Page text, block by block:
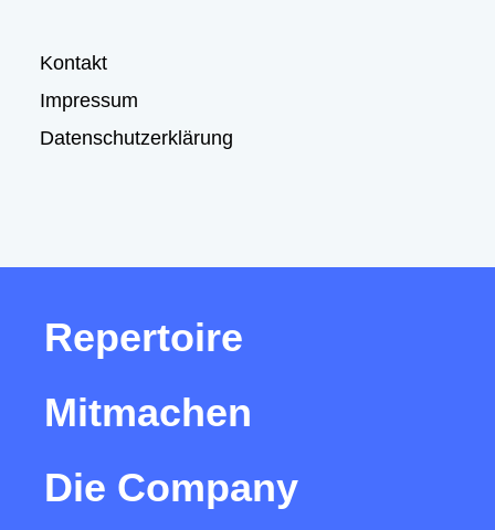
Kontakt
Impressum
Datenschutzerklärung
Repertoire
Mitmachen
Die Company